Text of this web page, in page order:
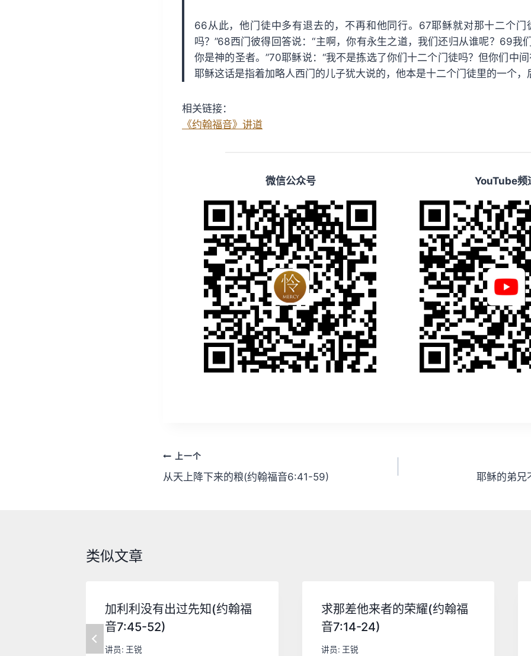
s
66从此，他门徒中多有退去的，不再和他同行。67耶稣就对那十二个门
吗？”68西门彼得回答说：“主啊，你有永生之道，我们还归从谁呢？69我
你是神的圣者。”70耶稣说：“我不是拣选了你们十二个门徒吗？但你们中
耶稣这话是指着加略人西门的儿子犹大说的，他本是十二个门徒里的一个，
相关链接：
《约翰福音》讲道
微信公众号 YouTube频
文
章
上一个
从天上降下来的粮(约翰福音6:41-59) 耶稣的弟兄
类似文章
加利利没有出过先知(约翰福
音7:45-52)
讲员: 王锐
求那差他来者的荣耀(约翰福
音7:14-24)
讲员: 王锐